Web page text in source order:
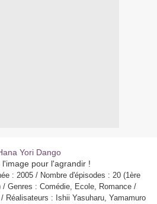
l'image pour l'agrandir !
: 2005 / Nombre d'épisodes : 20 (1ère
Genres : Comédie, Ecole, Romance /
Réalisateurs : Ishii Yasuharu, Yamamuro